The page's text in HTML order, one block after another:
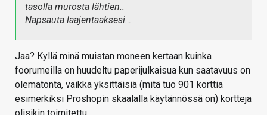
tasolla murosta lähtien..
Napsauta laajentaaksesi…
Jaa? Kyllä minä muistan moneen kertaan kuinka
foorumeilla on huudeltu paperijulkaisua kun saatavuus on
olematonta, vaikka yksittäisiä (mitä tuo 901 korttia
esimerkiksi Proshopin skaalalla käytännössä on) kortteja